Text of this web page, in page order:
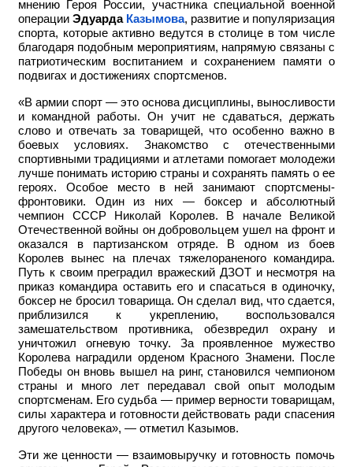
мнению Героя России, участника специальной военной
операции Эдуарда Казымова, развитие и популяризация
спорта, которые активно ведутся в столице в том числе
благодаря подобным мероприятиям, напрямую связаны с
патриотическим воспитанием и сохранением памяти о
подвигах и достижениях спортсменов.
«В армии спорт — это основа дисциплины, выносливости
и командной работы. Он учит не сдаваться, держать
слово и отвечать за товарищей, что особенно важно в
боевых условиях. Знакомство с отечественными
спортивными традициями и атлетами помогает молодежи
лучше понимать историю страны и сохранять память о ее
героях. Особое место в ней занимают спортсмены-
фронтовики. Один из них — боксер и абсолютный
чемпион СССР Николай Королев. В начале Великой
Отечественной войны он добровольцем ушел на фронт и
оказался в партизанском отряде. В одном из боев
Королев вынес на плечах тяжелораненого командира.
Путь к своим преградил вражеский ДЗОТ и несмотря на
приказ командира оставить его и спасаться в одиночку,
боксер не бросил товарища. Он сделал вид, что сдается,
приблизился к укреплению, воспользовался
замешательством противника, обезвредил охрану и
уничтожил огневую точку. За проявленное мужество
Королева наградили орденом Красного Знамени. После
Победы он вновь вышел на ринг, становился чемпионом
страны и много лет передавал свой опыт молодым
спортсменам. Его судьба — пример верности товарищам,
силы характера и готовности действовать ради спасения
другого человека», — отметил Казымов.
Эти же ценности — взаимовыручку и готовность помочь